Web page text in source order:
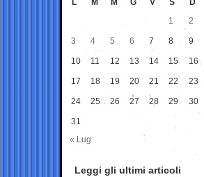
L M M G V S
D
1
2
3 4 5 6 7 8 9
10 11 12 13 14 15 16
17 18 19 20 21 22 23
24 25 26 27 28 29 30
31
« Lug
Leggi gli ultimi articoli